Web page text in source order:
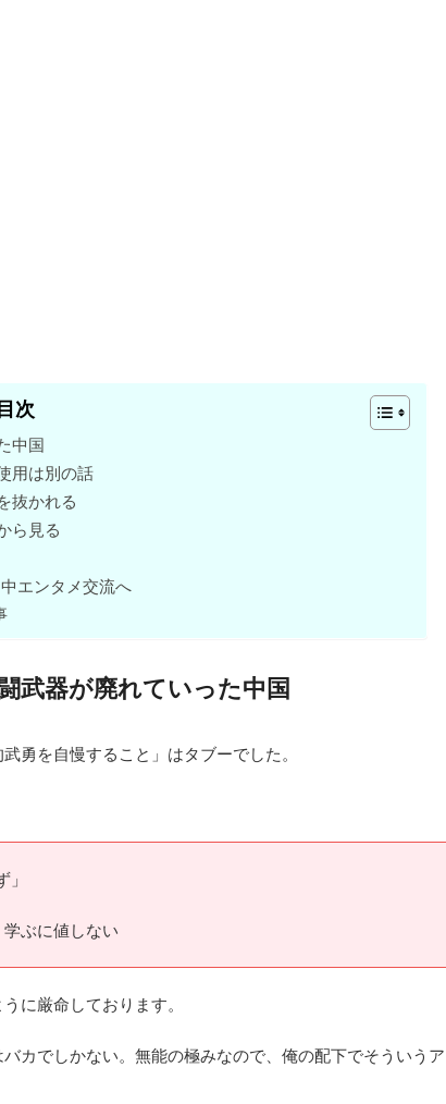
次
中国
用は別の話
抜かれる
ら見る
エンタメ交流へ
武器が廃れていった中国
勇を自慢すること」はタブーでした。
ぶに値しない
に厳命しております。
バカでしかない。無能の極みなので、俺の配下でそういうア